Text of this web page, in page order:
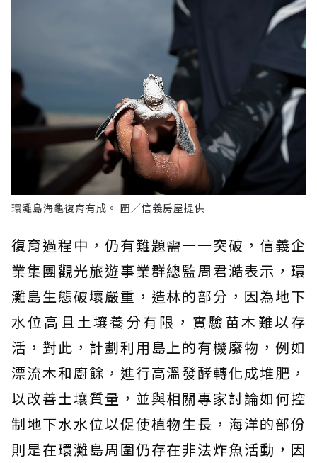
環灘島海龜復育有成。 圖／信義房屋提供
復育過程中，仍有難題需一一突破，信義企
業集團觀光旅遊事業群總監周君澔表示，環
灘島生態破壞嚴重，造林的部分，因為地下
水位高且土壤養分有限，實驗苗木難以存
活，對此，計劃利用島上的有機廢物，例如
漂流木和廚餘，進行高溫發酵轉化成堆肥，
以改善土壤質量，並與相關專家討論如何控
制地下水水位以促使植物生長，海洋的部份
則是在環灘島周圍仍存在非法炸魚活動，因